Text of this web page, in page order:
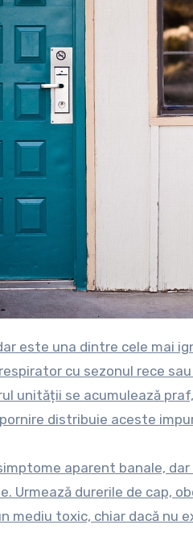
cu sezonul rece
unității se acumulează
distribuie aceste
aparent banale,
Urmează durerile de cap,
mediu toxic, chiar dacă nu